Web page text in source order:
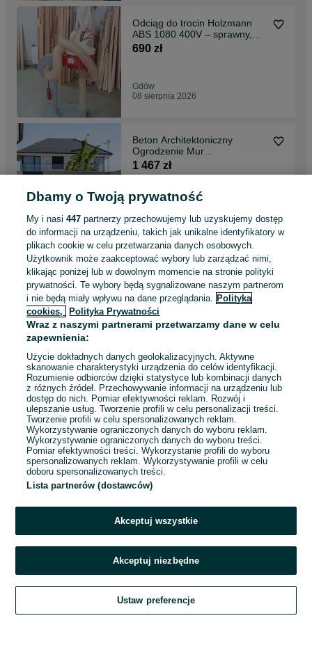
Odciąg do trocin Holzmann
ABS 1080 400V – sprawny,
kompletny
690 zł
Gdów
08 sierpnia 2026
Beton Architektoniczny
Ogrodzenie Mur
Ogrodzeniowy 160cmx100cm
- Różne wymiary i kolory
1 467 zł
Kraków, Łagiewniki-Borek Fałęcki
Odświeżono dnia 08 sierpnia 2026
Ogrodzenie Imitacja Drewna
Betonowego Przęsło Płyty
Betonowe Ogrodzeniowe -
Różne warianty transport
dostawa
201 zł
Rzeszów
Odświeżono dnia 08 sierpnia 2026
1 2 3 4
Zadzwoń / SMS
Szukaj Obserwujesz Dodaj Czat Konto
Dbamy o Twoją prywatność
My i nasi447 partnerzy przechowujemy lub uzyskujemy dostęp
do informacji na urządzeniu, takich jak unikalne identyfikatory w
plikach cookie w celu przetwarzania danych osobowych.
Użytkownik może zaakceptować wybory lub zarządzać nimi,
klikając poniżej lub w dowolnym momencie na stronie polityki
prywatności. Te wybory będą sygnalizowane naszym partnerom
i nie będą miały wpływu na dane przeglądania. Polityka
cookies,
Polityka Prywatności
Wraz z naszymi partnerami przetwarzamy dane w celu
zapewnienia:
Użycie dokładnych danych geolokalizacyjnych. Aktywne
skanowanie charakterystyki urządzenia do celów identyfikacji.
Rozumienie odbiorców dzięki statystyce lub kombinacji danych
z różnych źródeł. Przechowywanie informacji na urządzeniu lub
dostęp do nich. Pomiar efektywności reklam. Rozwój i
ulepszanie usług. Tworzenie profili w celu personalizacji treści.
Tworzenie profili w celu spersonalizowanych reklam.
Wykorzystywanie ograniczonych danych do wyboru reklam.
Wykorzystywanie ograniczonych danych do wyboru treści.
Pomiar efektywności treści. Wykorzystanie profili do wyboru
spersonalizowanych reklam. Wykorzystywanie profili w celu
doboru spersonalizowanych treści.
Lista partnerów (dostawców)
Akceptuj wszystkie
Akceptuj niezbędne
Ustaw preferencje